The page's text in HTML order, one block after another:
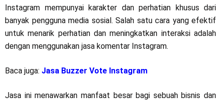
Instagram mempunyai karakter dan perhatian khusus dari
banyak pengguna media sosial. Salah satu cara yang efektif
untuk menarik perhatian dan meningkatkan interaksi adalah
dengan menggunakan jasa komentar Instagram.
Baca juga: Jasa Buzzer Vote Instagram
Jasa ini menawarkan manfaat besar bagi sebuah bisnis dan